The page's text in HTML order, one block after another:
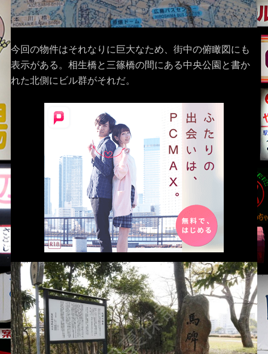
今回の物件はそれなりに巨大なため、街中の俯瞰図にも
表示がある。相生橋と三篠橋の間にある中央公園と書か
れた北側にビル群がそれだ。